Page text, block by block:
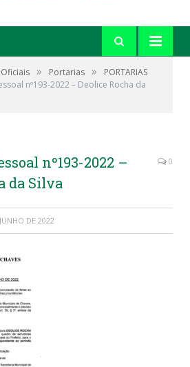
» Portarias »
PORTARIAS
nº193-2022 – Deolice Rocha da
nº193-2022 –
da Silva
0
DE 2022